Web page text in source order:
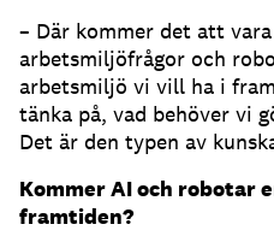
– Där kommer det att
arbetsmiljöfrågor och
arbetsmiljö vi vill ha i
tänka på, vad behöver vi
Det är den typen av
Kommer AI och robotar
framtiden?